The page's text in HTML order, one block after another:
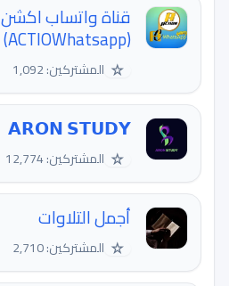
قناة واتساب اكشن
(ACTIOWhatsapp)
☆ المشتركين: 1,092
𝗔𝗥𝗢𝗡 𝗦𝗧𝗨𝗗𝗬
☆ المشتركين: 12,774
أجمل التلاوات
☆ المشتركين: 2,710